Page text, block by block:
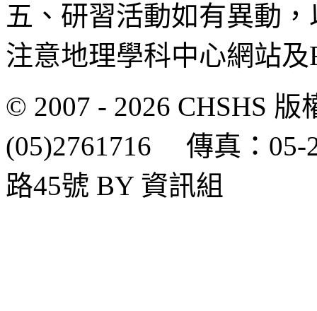
五、研習活動如有異動
注意地理學科中心網站
© 2007 - 2026 CHSHS
(05)2761716 傳真：05-
路45號 BY 資訊組